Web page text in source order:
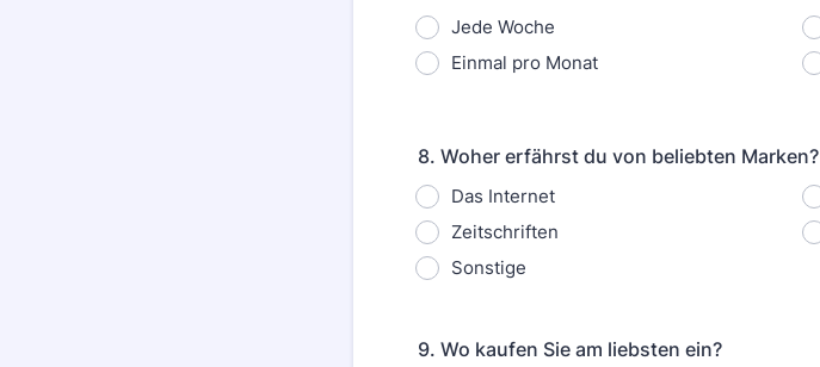
Jede Woche
Einmal pro Monat
8. Woher erfährst du von beliebten Marken?
Das Internet
Zeitschriften
Sonstige
9. Wo kaufen Sie am liebsten ein?